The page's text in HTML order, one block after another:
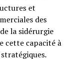
et
des
la sidérurgie
cette capacité à